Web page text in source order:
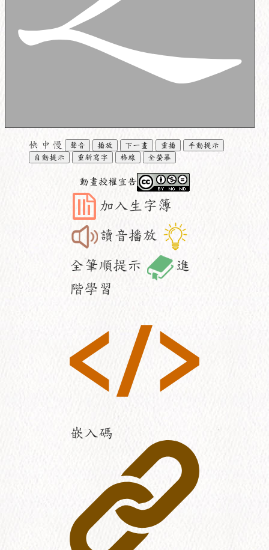
快 中 慢 聲音 播放 下一畫 重播
手動提示
自動提示
重新寫字 格線 全螢幕
動畫授權宣告
加入生字簿
讀音播放
全筆順提示
進
階學習
嵌入碼